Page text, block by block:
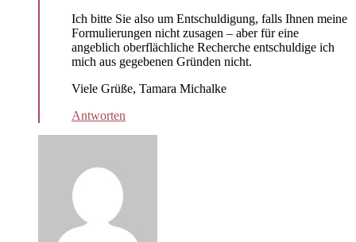
Ich bitte Sie also um Entschuldigung, falls Ihnen meine
Formulierungen nicht zusagen – aber für eine
angeblich oberflächliche Recherche entschuldige ich
mich aus gegebenen Gründen nicht.
Viele Grüße, Tamara Michalke
Antworten